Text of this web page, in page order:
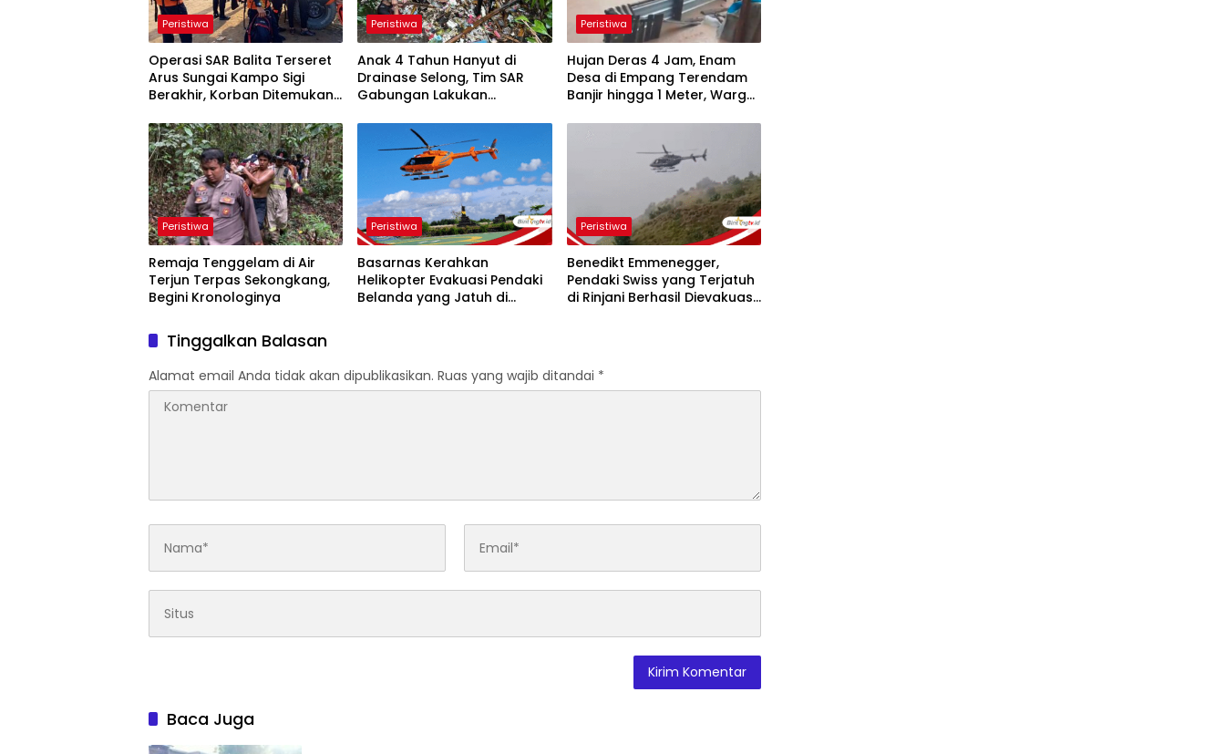
Peristiwa
Operasi SAR Balita Terseret
Arus Sungai Kampo Sigi
Berakhir, Korban Ditemukan
Peristiwa
Anak 4 Tahun Hanyut di
Drainase Selong, Tim SAR
Gabungan Lakukan
Peristiwa
Hujan Deras 4 Jam, Enam
Desa di Empang Terendam
Banjir hingga 1 Meter, Warga
Peristiwa
Remaja Tenggelam di Air
Terjun Terpas Sekongkang,
Begini Kronologinya
Peristiwa
Basarnas Kerahkan
Helikopter Evakuasi Pendaki
Belanda yang Jatuh di
Peristiwa
Benedikt Emmenegger,
Pendaki Swiss yang Terjatuh
di Rinjani Berhasil Dievakuasi
Tinggalkan Balasan
Alamat email Anda tidak akan dipublikasikan. Ruas yang wajib ditandai *
Baca Juga